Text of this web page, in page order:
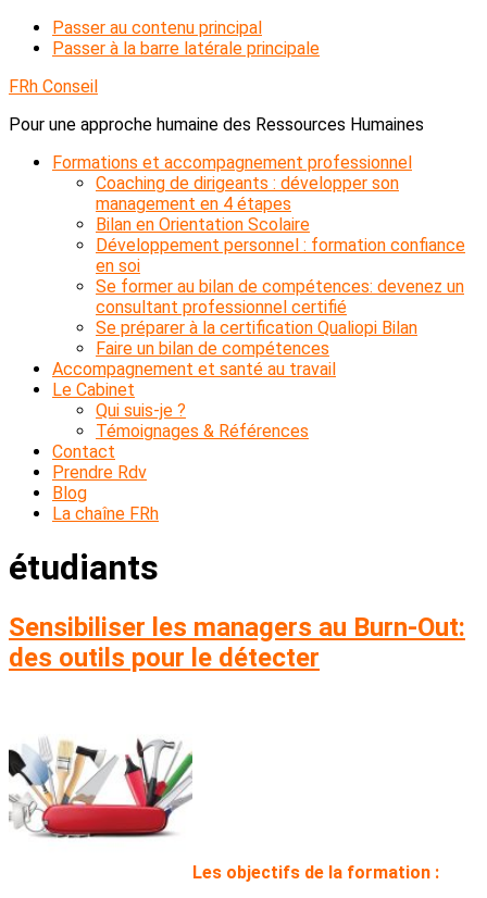
Passer au contenu principal
Passer à la barre latérale principale
FRh Conseil
Pour une approche humaine des Ressources Humaines
Formations et accompagnement professionnel
Coaching de dirigeants : développer son
management en 4 étapes
Bilan en Orientation Scolaire
Développement personnel : formation confiance
en soi
Se former au bilan de compétences: devenez un
consultant professionnel certifié
Se préparer à la certification Qualiopi Bilan
Faire un bilan de compétences
Accompagnement et santé au travail
Le Cabinet
Qui suis-je ?
Témoignages & Références
Contact
Prendre Rdv
Blog
La chaîne FRh
étudiants
Sensibiliser les managers au Burn-Out:
des outils pour le détecter
Les objectifs de la formation :